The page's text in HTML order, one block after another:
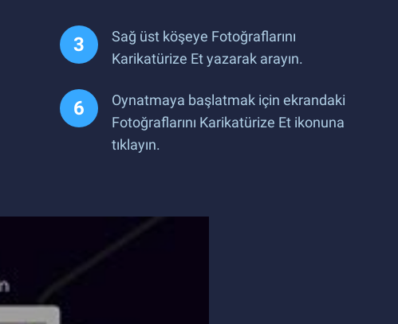
Sağ üst köşeye Fotoğraflarını
Karikatürize Et yazarak arayın.
Oynatmaya başlatmak için ekrandaki
Fotoğraflarını Karikatürize Et ikonuna
tıklayın.